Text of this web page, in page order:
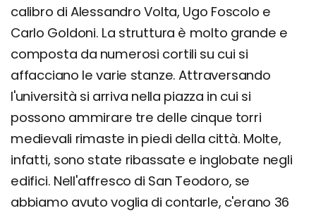
calibro di Alessandro Volta, Ugo Foscolo e
Carlo Goldoni. La struttura è molto grande e
composta da numerosi cortili su cui si
affacciano le varie stanze. Attraversando
l'università si arriva nella piazza in cui si
possono ammirare tre delle cinque torri
medievali rimaste in piedi della città. Molte,
infatti, sono state ribassate e inglobate negli
edifici. Nell'affresco di San Teodoro, se
abbiamo avuto voglia di contarle, c'erano 36